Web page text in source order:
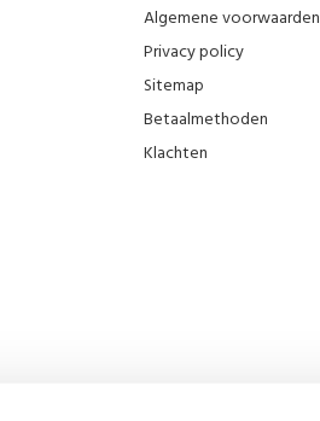
Algemene voorwaarden
Privacy policy
Sitemap
Betaalmethoden
Klachten